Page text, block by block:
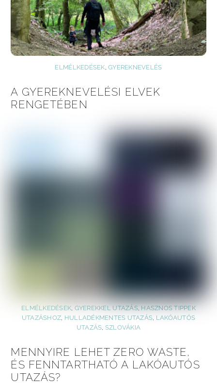
ELMÉLKEDÉSEK ,GYEREKNEVELÉS
A GYEREKNEVELÉSI ELVEK
RENGETÉBEN
ELMÉLKEDÉSEK GYEREKKEL UTAZÁS, HASZNOS TIPPEK
UTAZÁSHOZ HULLADÉKMENTES UTAZÁS LAKÓAUTÓS
UTAZÁS SZLOVÁKIA
MENNYIRE LEHET ZERO WASTE,
ÉS FENNTARTHATÓ A LAKÓAUTÓS
UTAZÁS?